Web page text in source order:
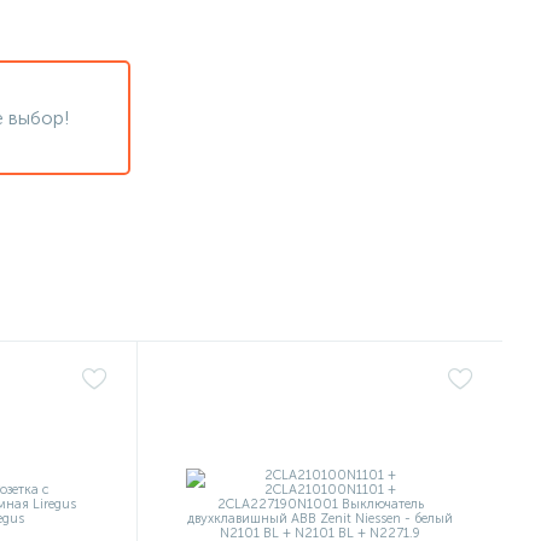
выбор!